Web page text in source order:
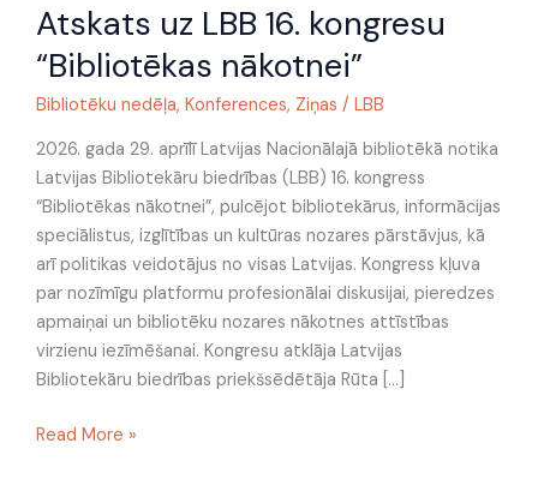
Atskats uz LBB 16. kongresu
“Bibliotēkas nākotnei”
Bibliotēku nedēļa, Konferences, Ziņas / LBB
2026. gada 29. aprīlī Latvijas Nacionālajā bibliotēkā notika
Latvijas Bibliotekāru biedrības (LBB) 16. kongress
“Bibliotēkas nākotnei”, pulcējot bibliotekārus, informācijas
speciālistus, izglītības un kultūras nozares pārstāvjus, kā
arī politikas veidotājus no visas Latvijas. Kongress kļuva
par nozīmīgu platformu profesionālai diskusijai, pieredzes
apmaiņai un bibliotēku nozares nākotnes attīstības
virzienu iezīmēšanai. Kongresu atklāja Latvijas
Bibliotekāru biedrības priekšsēdētāja Rūta […]
Read More »